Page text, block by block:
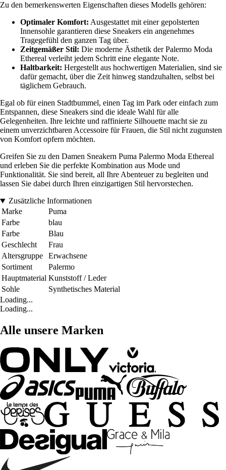
Zu den bemerkenswerten Eigenschaften dieses Modells gehören:
Optimaler Komfort: Ausgestattet mit einer gepolsterten
Innensohle garantieren diese Sneakers ein angenehmes
Tragegefühl den ganzen Tag über.
Zeitgemäßer Stil: Die moderne Ästhetik der Palermo Moda
Ethereal verleiht jedem Schritt eine elegante Note.
Haltbarkeit: Hergestellt aus hochwertigen Materialien, sind sie
dafür gemacht, über die Zeit hinweg standzuhalten, selbst bei
täglichem Gebrauch.
Egal ob für einen Stadtbummel, einen Tag im Park oder einfach zum
Entspannen, diese Sneakers sind die ideale Wahl für alle
Gelegenheiten. Ihre leichte und raffinierte Silhouette macht sie zu
einem unverzichtbaren Accessoire für Frauen, die Stil nicht zugunsten
von Komfort opfern möchten.
Greifen Sie zu den Damen Sneakern Puma Palermo Moda Ethereal
und erleben Sie die perfekte Kombination aus Mode und
Funktionalität. Sie sind bereit, all Ihre Abenteuer zu begleiten und
lassen Sie dabei durch Ihren einzigartigen Stil hervorstechen.
Zusätzliche Informationen
Marke
Puma
Farbe
blau
Farbe
Blau
Geschlecht
Frau
Altersgruppe
Erwachsene
Sortiment
Palermo
Hauptmaterial Kunststoff / Leder
Sohle
Synthetisches Material
Loading...
Loading...
Alle unsere Marken